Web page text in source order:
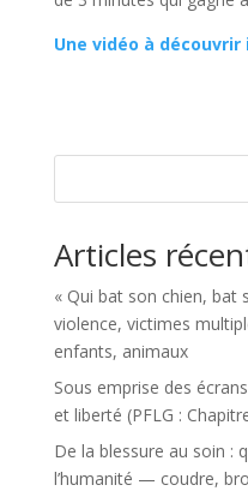
Une vidéo à découvrir
Articles
« Qui bat son chien,
violence, victimes
enfants, animaux
Sous emprise des
et liberté (PFLG :
De la blessure au soin :
l’humanité — coudre,